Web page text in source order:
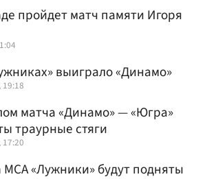
пройдет матч памяти Игоря
выиграло «Динамо»
19:18
матча «Динамо» — «Югра»
траурные стяги
17:20
МСА «Лужники» будут подняты